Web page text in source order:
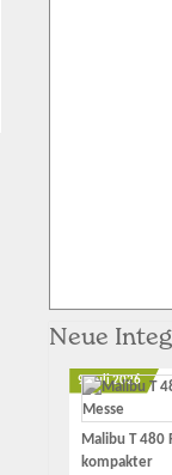
Neue
9. Juli 2026
Malibu T 480
kompakter